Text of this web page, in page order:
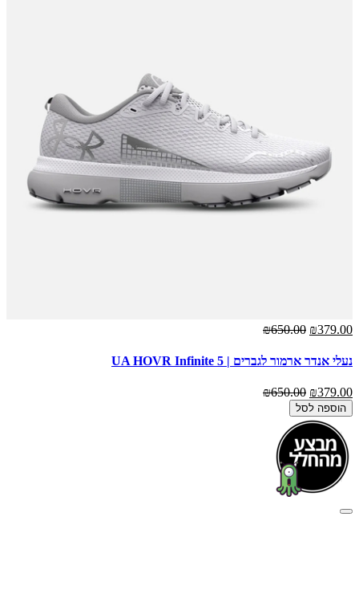
₪379.00
₪650.00
נעלי אנדר ארמור לגברים | UA HOVR Infinite 5
₪379.00
₪650.00
הוספה לסל